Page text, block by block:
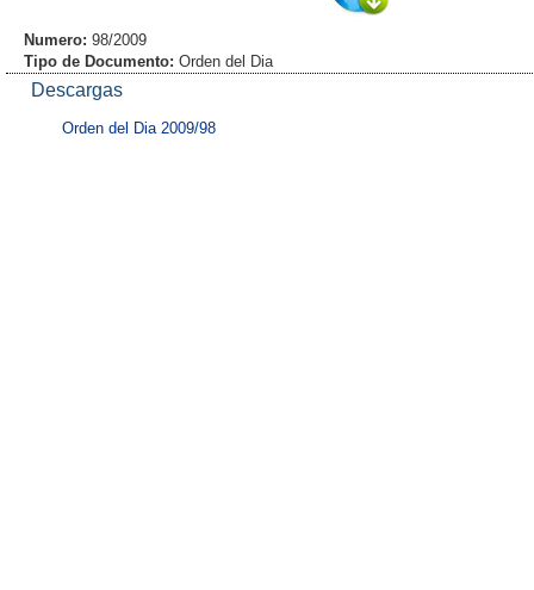
Numero: 98/2009
Tipo de Documento: Orden del Dia
Descargas
Orden del Dia 2009/98